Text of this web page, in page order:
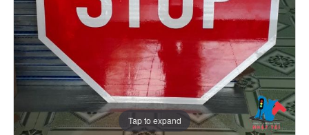
Tap to expand